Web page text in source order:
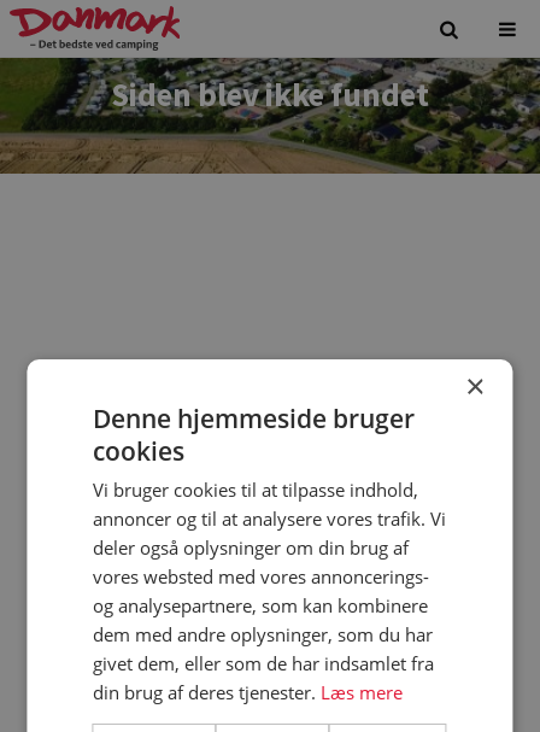
Siden blev ikke fundet
Vi beklager. Siden du forsøgte at tilgå findes ikke.
×
Denne hjemmeside bruger
cookies
Vi bruger cookies til at tilpasse indhold,
annoncer og til at analysere vores trafik. Vi
deler også oplysninger om din brug af
vores websted med vores annoncerings-
og analysepartnere, som kan kombinere
dem med andre oplysninger, som du har
givet dem, eller som de har indsamlet fra
din brug af deres tjenester. Læs mere